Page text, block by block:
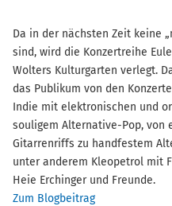
Da in der nächsten Zeit keine
sind, wird die Konzertreihe
Wolters Kulturgarten verlegt.
das Publikum von den
Indie mit elektronischen und
souligem Alternative-Pop, von
Gitarrenriffs zu handfestem
unter anderem Kleopetrol mit
Heie Erchinger und Freunde.
Zum Blogbeitrag